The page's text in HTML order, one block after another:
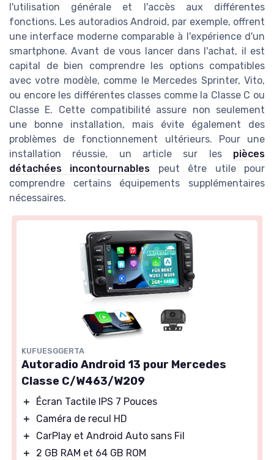
l'utilisation générale et l'accès aux différentes
fonctions. Les autoradios Android, par exemple, offrent
une interface moderne comparable à l'expérience d'un
smartphone. Avant de vous lancer dans l'achat, il est
capital de bien comprendre les options compatibles
avec votre modèle, comme le Mercedes Sprinter, Vito,
ou encore les différentes classes comme la Classe C ou
Classe E. Cette compatibilité assure non seulement
une bonne installation, mais évite également des
problèmes de fonctionnement ultérieurs. Pour une
installation réussie, un article sur les pièces
détachées incontournables peut être utile pour
comprendre certains équipements supplémentaires
nécessaires.
KUFUESGGERTA
Autoradio Android 13 pour Mercedes
Classe C/W463/W209
＋
Écran Tactile IPS 7 Pouces
＋
Caméra de recul HD
＋
CarPlay et Android Auto sans Fil
＋
2 GB RAM et 64 GB ROM